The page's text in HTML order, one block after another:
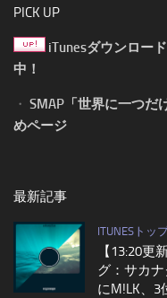
PICK UP
iTunesダウンロー
中！
・ SMAP「世界に一つだ
めページ
最新記事
ITUNESトッ
【13:20更
グ：サカ
にM!LK、3